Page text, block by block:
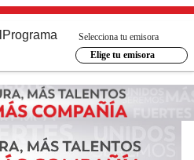
Programa
Selecciona tu emisora
Elige tu emisora